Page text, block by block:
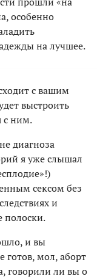
особенно
на лучшее.
с вашим
выстроить
с ним.
диагноза
я уже слышал
сексом без
и
полоски.
и вы
готов, мол, аборт
говорили ли вы о